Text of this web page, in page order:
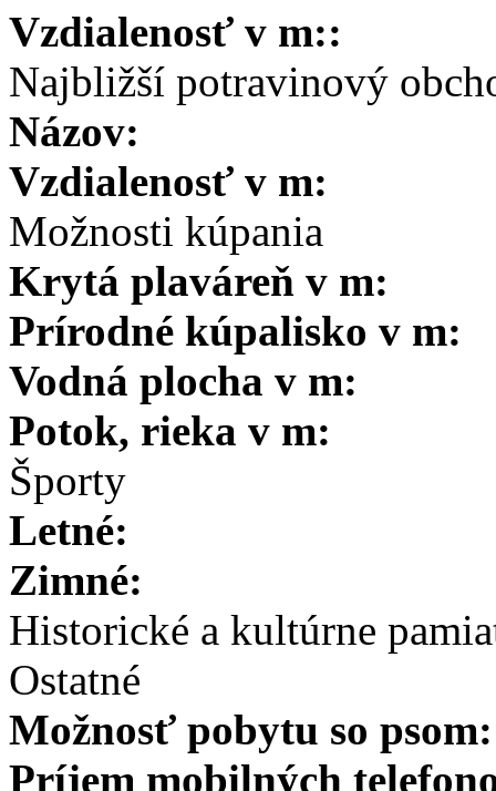
Vzdialenosť v m::
Najbližší potravinový
Názov:
Vzdialenosť v m:
Možnosti kúpania
Krytá plaváreň v m:
Prírodné kúpalisko v m:
Vodná plocha v m:
Potok, rieka v m:
Športy
Letné:
Zimné:
Historické a kultúrne
Ostatné
Možnosť pobytu so
Príjem mobilných